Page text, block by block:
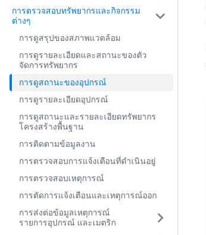
การตรวจสอบทรัพยากรและกิจกรรม
ต่างๆ
การดูสรุปของสภาพแวดล้อม
การดูรายละเอียดและสถานะของตัว
จัดการทรัพยากร
การดูสถานะของอุปกรณ์
การดูรายละเอียดอุปกรณ์
การดูสถานะและรายละเอียดทรัพยากร
โครงสร้างพื้นฐาน
การติดตามข้อมูลงาน
การตรวจสอบการแจ้งเตือนที่ดำเนินอยู่
การตรวจสอบเหตุการณ์
การตัดการแจ้งเตือนและเหตุการณ์ออก
การส่งต่อข้อมูลเหตุการณ์
รายการอุปกรณ์ และเมตริก